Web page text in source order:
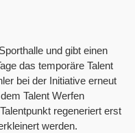
und gibt einen
das temporäre Talent
bei der Initiative erneut
Talent Werfen
regeneriert erst
werden.